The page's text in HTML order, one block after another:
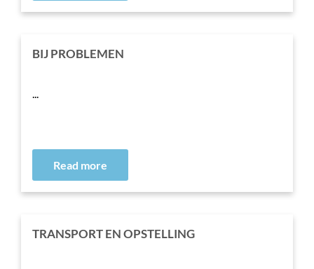
BIJ PROBLEMEN
...
Read more
TRANSPORT EN OPSTELLING